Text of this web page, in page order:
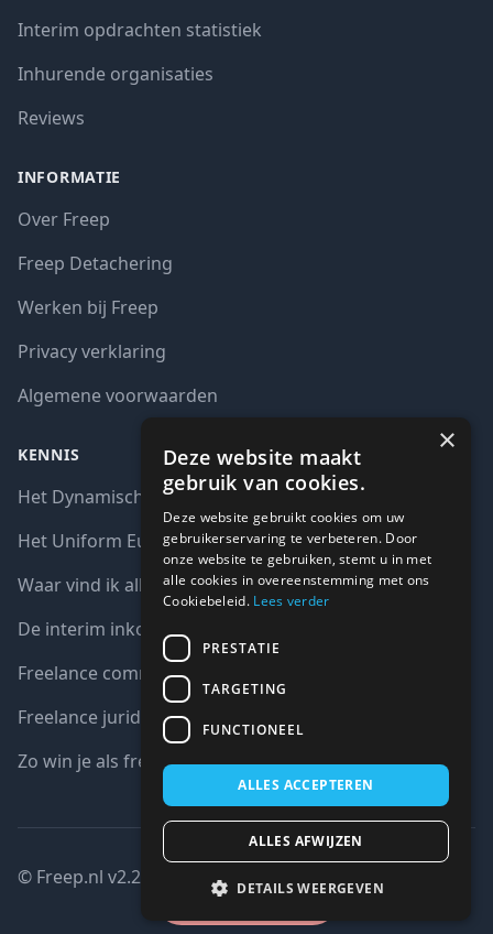
Gesloten
Interim opdrachten statistiek
Inhurende organisaties
Reviews
INFORMATIE
Over Freep
Freep Detachering
Werken bij Freep
Privacy verklaring
Algemene voorwaarden
KENNIS
Het Dynamisch aankoopsysteem (DAS)
Het Uniform Europees Aanbestedingsdocument (UEA)
Waar vind ik alle interim opdrachten bij de overheid?
De interim inkoop markt in cijfers
Freelance communicatie vacatures
Freelance juridische vacatures
Zo win je als freelancer een aanbesteding
© Freep.nl v2.2 : 2026 copyright all right reserved
×
Deze website maakt
gebruik van cookies.
Deze website gebruikt cookies om uw
gebruikerservaring te verbeteren. Door
onze website te gebruiken, stemt u in met
alle cookies in overeenstemming met ons
Cookiebeleid. Lees verder
PRESTATIE
TARGETING
FUNCTIONEEL
ALLES ACCEPTEREN
ALLES AFWIJZEN
DETAILS WEERGEVEN